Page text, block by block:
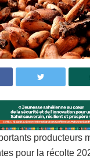
producteurs
pour la récolte